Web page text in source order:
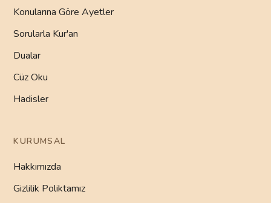
Konularına Göre Ayetler
Sorularla Kur'an
Dualar
Cüz Oku
Hadisler
KURUMSAL
Hakkımızda
Gizlilik Poliktamız